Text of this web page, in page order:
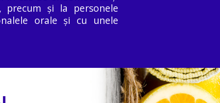
și la personele
orale și cu unele